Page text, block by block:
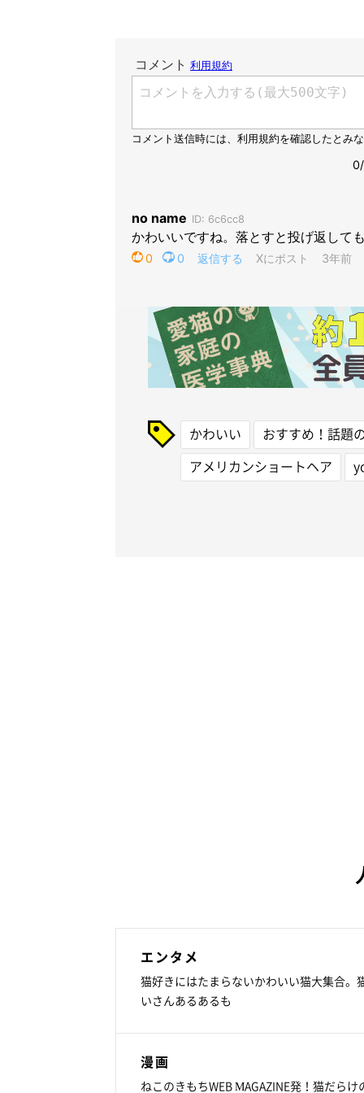
かわいい おすすめ！話題
アメリカンショートヘア
エンタメ
猫好きにはたまらないかわいい猫大集合。
いさんあるあるも
漫画
ねこのきもちWEB MAGAZINE発！猫だらけ